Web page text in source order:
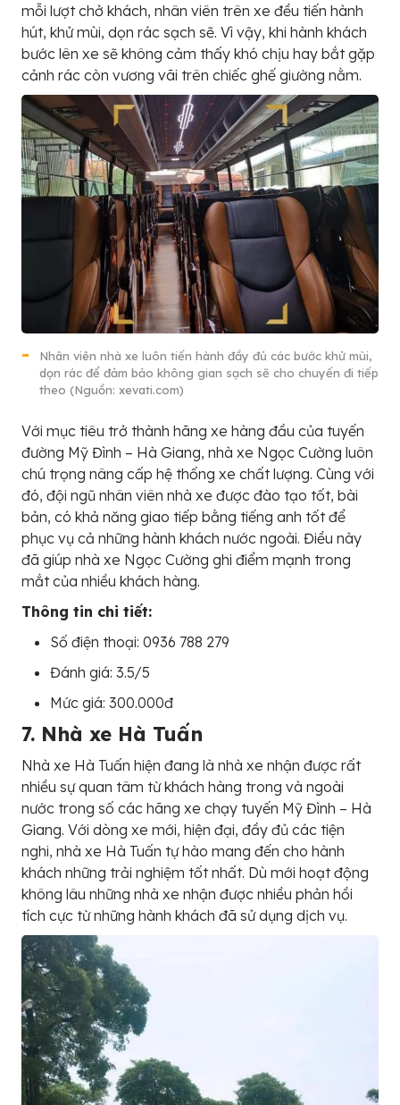
mỗi lượt chở khách, nhân viên trên xe đều tiến hành
hút, khử mùi, dọn rác sạch sẽ. Vì vậy, khi hành khách
bước lên xe sẽ không cảm thấy khó chịu hay bắt gặp
cảnh rác còn vương vãi trên chiếc ghế giường nằm.
Nhân viên nhà xe luôn tiến hành đầy đủ các bước khử mùi,
dọn rác để đảm bảo không gian sạch sẽ cho chuyến đi tiếp
theo (Nguồn: xevati.com)
Với mục tiêu trở thành hãng xe hàng đầu của tuyến
đường Mỹ Đình – Hà Giang, nhà xe Ngọc Cường luôn
chú trọng nâng cấp hệ thống xe chất lượng. Cùng với
đó, đội ngũ nhân viên nhà xe được đào tạo tốt, bài
bản, có khả năng giao tiếp bằng tiếng anh tốt để
phục vụ cả những hành khách nước ngoài. Điều này
đã giúp nhà xe Ngọc Cường ghi điểm mạnh trong
mắt của nhiều khách hàng.
Thông tin chi tiết:
Số điện thoại: 0936 788 279
Đánh giá: 3.5/5
Mức giá: 300.000đ
7. Nhà xe Hà Tuấn
Nhà xe Hà Tuấn hiện đang là nhà xe nhận được rất
nhiều sự quan tâm từ khách hàng trong và ngoài
nước trong số các hãng xe chạy tuyến Mỹ Đình – Hà
Giang. Với dòng xe mới, hiện đại, đầy đủ các tiện
nghi, nhà xe Hà Tuấn tự hào mang đến cho hành
khách những trải nghiệm tốt nhất. Dù mới hoạt động
không lâu những nhà xe nhận được nhiều phản hồi
tích cực từ những hành khách đã sử dụng dịch vụ.